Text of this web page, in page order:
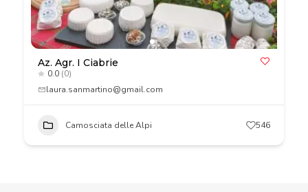
Az. Agr. I Ciabrie
0.0 (0)
laura.sanmartino@gmail.com
Camosciata delle Alpi 546